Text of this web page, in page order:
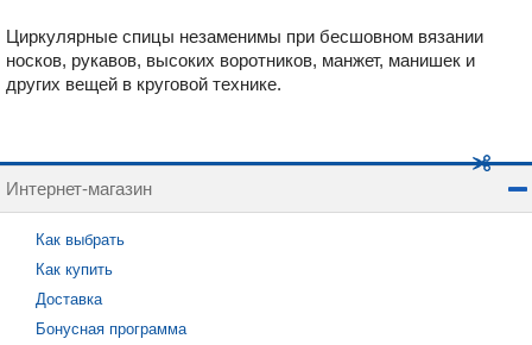
Циркулярные спицы незаменимы при бесшовном вязании
носков, рукавов, высоких воротников, манжет, манишек и
других вещей в круговой технике.
Интернет-магазин
Как выбрать
Как купить
Доставка
Бонусная программа